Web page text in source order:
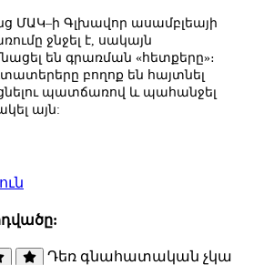
ՄԱԿ–ի Գլխավոր ասամբլեայի
ջնջել է, սակայն
են գրառման «հետքերը»։
բողոք են հայտնել
պատճառով և պահանջել
այն:
Դեռ գնահատական չկա